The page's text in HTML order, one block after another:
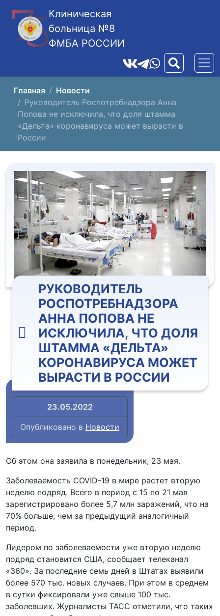
Клиническая
больница №8
ФМБА РОССИИ
Главная
Новости
Руководитель Роспотребнадзора Анна
Попова не исключила, что доля штамма
«Дельта» коронавируса может вырасти в
России
РУКОВОДИТЕЛЬ
РОСПОТРЕБНАДЗОРА
АННА ПОПОВА НЕ
ИСКЛЮЧИЛА, ЧТО ДОЛЯ
ШТАММА «ДЕЛЬТА»
КОРОНАВИРУСА МОЖЕТ
ВЫРАСТИ В РОССИИ
23.05.2022
Опубликовано в Новости
Об этом она заявила в понедельник, 23 мая.
Заболеваемость COVID-19 в мире растет вторую
неделю подряд. Всего в период с 15 по 21 мая
зарегистрировано более 5,7 млн заражений, что на
70% больше, чем за предыдущий аналогичный
период.
Лидером по заболеваемости уже вторую неделю
подряд становится США, сообщает телеканал
«360». За последние семь дней в Штатах выявили
более 570 тыс. новых случаев. При этом в среднем
в сутки фиксировали уже свыше 100 тыс.
заболевших. Журналисты ТАСС отметили, что таких